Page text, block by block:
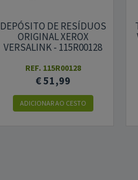
DEPÓSITO DE RESÍDUOS
ORIGINAL XEROX
VERSALINK - 115R00128
REF. 115R00128
€ 51,99
ADICIONAR AO CESTO